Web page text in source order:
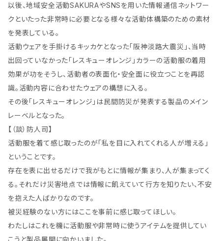
以後、地域安全活動SAKURAやSNSを用いた情報通信ネットワー
クといたった非常時に必要となる様々な活動体構築のための素材
を発表している。
活動ウェアを手掛けるキッカケとなった「阪神淡路大震災」、当時
出回っていなかった「レスキューオレンジ」カラーの活動服の着用
効果が功をそうし、活動者の表面化・安全面に役立つことを再認
識。活動内容に合わせたウェアの構想に入る。
その後「レスキューオレンジ」は民間防災が発表する製品のメイン
レーベルとなった。
【（談）防人司】
活動服を着て感じ取ったのが「私を目に入れてくれる人が増える」
ということです。
存在を表に出せるだけで我がもとに情報が集まり、人が集まってく
る。それだけ災害地点では情報に飢えていて行方を知りたい、不安
を抱えた人ばかりなのです。
被災経験のない方にはここを事前に感じ取ってほしい。
わたしはこれを機に活動服や非常時に使うアイテムを提供してい
こうと製品展開に向かいました。